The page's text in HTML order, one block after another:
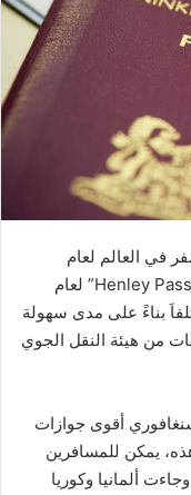
في العالم لعام
2022، وفقاً لمؤشر “هينلي باسبورت Henley Passport” لعام
جواز سفر مختلفاَ بناءً على مدى سهولة
بيانات من هيئة النقل الجوي
أقوى جوازات
يمكن للمسافرين
وجاءت ألمانيا وكوريا